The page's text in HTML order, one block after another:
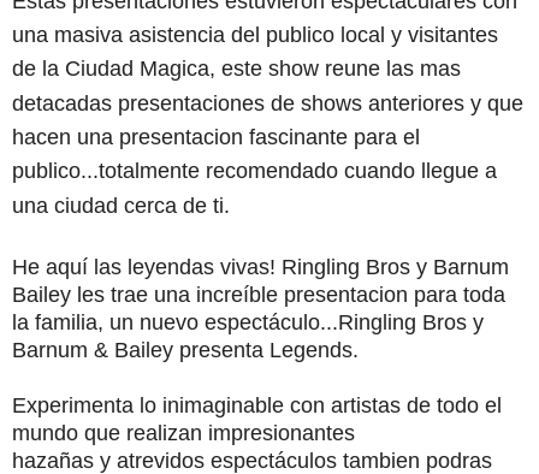
una masiva asistencia del publico local y visitantes
de la Ciudad Magica, este show reune las mas
detacadas presentaciones de shows anteriores y que
hacen una presentacion fascinante para el
publico...totalmente recomendado cuando llegue a
una ciudad cerca de ti.
He aquí las leyendas vivas! Ringling Bros y Barnum
Bailey les trae una increíble presentacion para toda
la familia, un nuevo espectáculo...Ringling Bros y
Barnum & Bailey presenta Legends.
Experimenta lo inimaginable con artistas de todo el
mundo que realizan impresionantes
hazañas y atrevidos espectáculos tambien podras